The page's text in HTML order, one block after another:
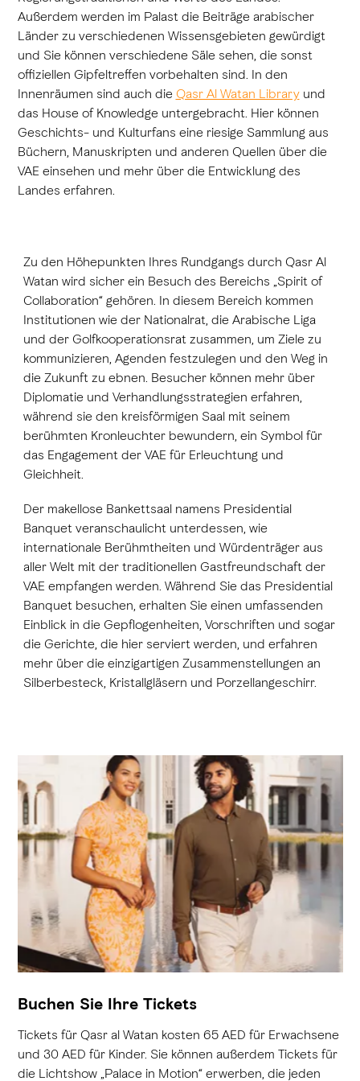
Außerdem werden im Palast die Beiträge arabischer
Länder zu verschiedenen Wissensgebieten gewürdigt
und Sie können verschiedene Säle sehen, die sonst
offiziellen Gipfeltreffen vorbehalten sind. In den
Innenräumen sind auch die Qasr Al Watan Libraryund
das House of Knowledge untergebracht. Hier können
Geschichts- und Kulturfans eine riesige Sammlung aus
Büchern, Manuskripten und anderen Quellen über die
VAE einsehen und mehr über die Entwicklung des
Landes erfahren.
Zu den Höhepunkten Ihres Rundgangs durch Qasr Al
Watan wird sicher ein Besuch des Bereichs „Spirit of
Collaboration“ gehören. In diesem Bereich kommen
Institutionen wie der Nationalrat, die Arabische Liga
und der Golfkooperationsrat zusammen, um Ziele zu
kommunizieren, Agenden festzulegen und den Weg in
die Zukunft zu ebnen. Besucher können mehr über
Diplomatie und Verhandlungsstrategien erfahren,
während sie den kreisförmigen Saal mit seinem
berühmten Kronleuchter bewundern, ein Symbol für
das Engagement der VAE für Erleuchtung und
Gleichheit.
Der makellose Bankettsaal namens Presidential
Banquet veranschaulicht unterdessen, wie
internationale Berühmtheiten und Würdenträger aus
aller Welt mit der traditionellen Gastfreundschaft der
VAE empfangen werden. Während Sie das Presidential
Banquet besuchen, erhalten Sie einen umfassenden
Einblick in die Gepflogenheiten, Vorschriften und sogar
die Gerichte, die hier serviert werden, und erfahren
mehr über die einzigartigen Zusammenstellungen an
Silberbesteck, Kristallgläsern und Porzellangeschirr.
Buchen Sie Ihre Tickets
Tickets für Qasr al Watan kosten 65 AED für Erwachsene
und 30 AED für Kinder. Sie können außerdem Tickets für
die Lichtshow „Palace in Motion“ erwerben, die jeden